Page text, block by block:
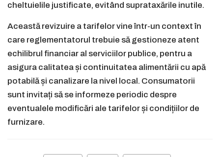
cheltuielile justificate, evitând suprataxările inutile.
Această revizuire a tarifelor vine într-un context în
care reglementatorul trebuie să gestioneze atent
echilibrul financiar al serviciilor publice, pentru a
asigura calitatea și continuitatea alimentării cu apă
potabilă și canalizare la nivel local. Consumatorii
sunt invitați să se informeze periodic despre
eventualele modificări ale tarifelor și condițiilor de
furnizare.